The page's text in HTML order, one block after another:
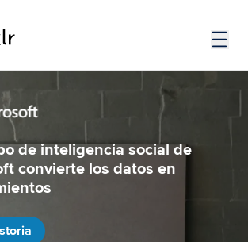
de inteligencia social de
convierte los datos en